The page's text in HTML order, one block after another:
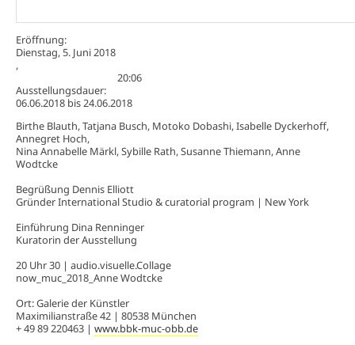
Eröffnung:
Dienstag, 5. Juni 2018
,
20:06
Ausstellungsdauer:
06.06.2018 bis24.06.2018
Birthe Blauth, Tatjana Busch, Motoko Dobashi, Isabelle Dyckerhoff,
Annegret Hoch,
Nina Annabelle Märkl, Sybille Rath, Susanne Thiemann, Anne
Wodtcke
Begrüßung Dennis Elliott
Gründer International Studio & curatorial program | New York
Einführung Dina Renninger
Kuratorin der Ausstellung
20 Uhr 30 | audio.visuelle.Collage
now_muc_2018_Anne Wodtcke
Ort: Galerie der Künstler
Maximilianstraße 42 | 80538 München
+ 49 89 220463 | www.bbk-muc-obb.de